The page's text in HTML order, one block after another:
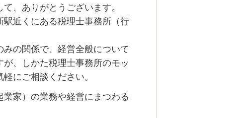
、ありがとうございます。
近くにある税理士事務所（行
の関係で、経営全般について
、しかた税理士事務所のモッ
軽にご相談ください。
家）の業務や経営にまつわる